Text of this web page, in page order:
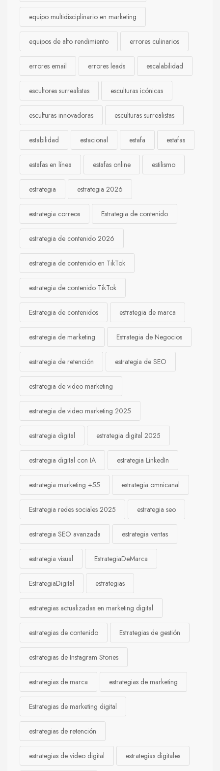
equipo multidisciplinario en marketing
equipos de alto rendimiento errores culinarios
errores email errores leads escalabilidad
escultores surrealistas esculturas icónicas
esculturas innovadoras esculturas surrealistas
estabilidad estacional estafa estafas
estafas en línea estafas online estilismo
estrategia estrategia 2026
estrategia correos Estrategia de contenido
estrategia de contenido 2026
estrategia de contenido en TikTok
estrategia de contenido TikTok
Estrategia de contenidos estrategia de marca
estrategia de marketing Estrategia de Negocios
estrategia de retención estrategia de SEO
estrategia de video marketing
estrategia de video marketing 2025
estrategia digital estrategia digital 2025
estrategia digital con IA estrategia LinkedIn
estrategia marketing +55 estrategia omnicanal
Estrategia redes sociales 2025 estrategia seo
estrategia SEO avanzada estrategia ventas
estrategia visual EstrategiaDeMarca
EstrategiaDigital estrategias
estrategias actualizadas en marketing digital
estrategias de contenido Estrategias de gestión
estrategias de Instagram Stories
estrategias de marca estrategias de marketing
Estrategias de marketing digital
estrategias de retención
estrategias de video digital estrategias digitales